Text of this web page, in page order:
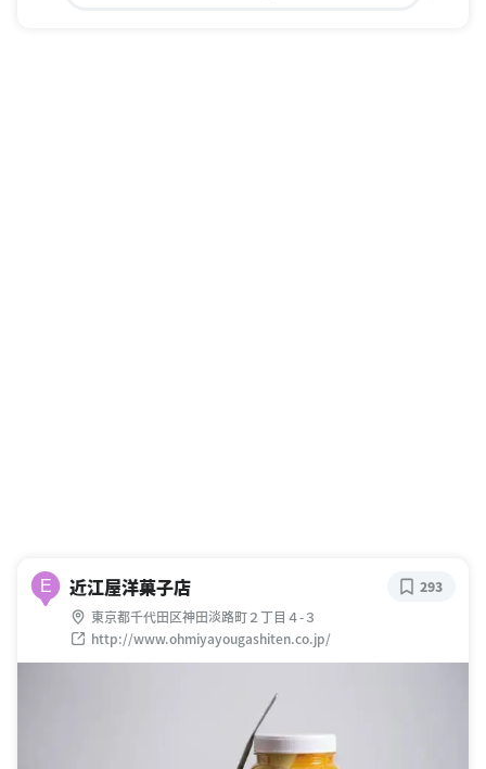
E 近江屋洋菓子店
東京都千代田区神田淡路町２丁目４-３
http://www.ohmiyayougashiten.co.jp/
293